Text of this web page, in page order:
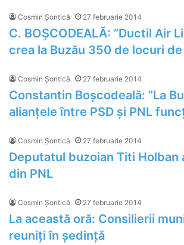
Cosmin Șontică 27 februarie 2014
C. BOȘCODEALĂ: ”Ductil Air
crea la Buzău 350 de locuri de
Cosmin Șontică 27 februarie 2014
Constantin Boșcodeală: ”La
alianțele între PSD și PNL
Cosmin Șontică 27 februarie 2014
Deputatul buzoian Titi Holban
din PNL
Cosmin Șontică 27 februarie 2014
La această oră: Consilierii
reuniți în ședință